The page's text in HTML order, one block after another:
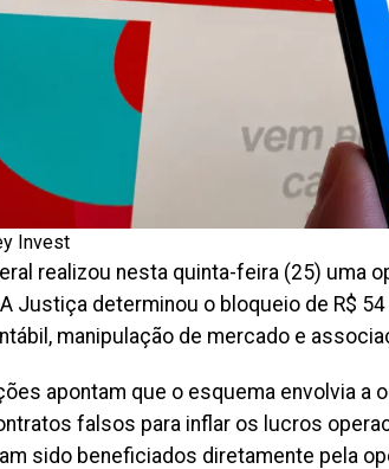
Invest
realizou nesta quinta-feira (25) uma
Justiça determinou o bloqueio de R$
manipulação de mercado e
apontam que o esquema envolvia a
falsos para inflar os lucros
sido beneficiados diretamente pela